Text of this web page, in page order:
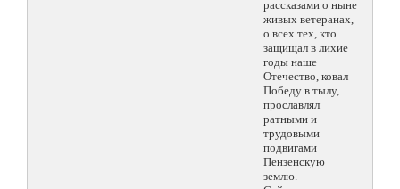
рассказами о ныне
живых ветеранах,
о всех тех, кто
защищал в лихие
годы наше
Отечество, ковал
Победу в тылу,
прославлял
ратными и
трудовыми
подвигами
Пензенскую
землю.